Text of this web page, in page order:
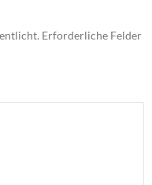
Erforderliche Felder